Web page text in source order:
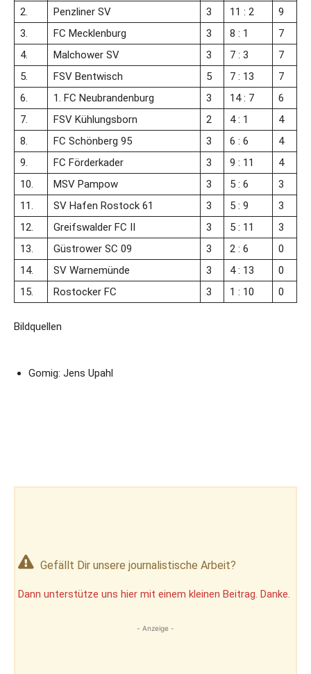
2. Penzliner SV 3 11 : 2
9
3.
FC Mecklenburg 3 8 : 1
7
4.
Malchower SV 3 7 : 3
7
5.
FSV Bentwisch 5 7 : 13
7
6.
1. FC Neubrandenburg 3 14 : 7
6
7.
FSV Kühlungsborn 2 4 : 1
4
8.
FC Schönberg 95 3 6 : 6
4
9.
FC Förderkader 3 9 : 11
4
10.
MSV Pampow 3 5 : 6
3
11.
SV Hafen Rostock 61 3 5 : 9
3
12.
Greifswalder FC II 3 5 : 11
3
13.
Güstrower SC 09 3 2 : 6
0
14.
SV Warnemünde 3 4 : 13
0
15.
Rostocker FC 3 1 : 10 0
Bildquellen
Gomig: Jens Upahl
Gefällt Dir unsere journalistische Arbeit?
Dann unterstütze uns hier mit einem kleinen Beitrag. Danke.
- Anzeige -